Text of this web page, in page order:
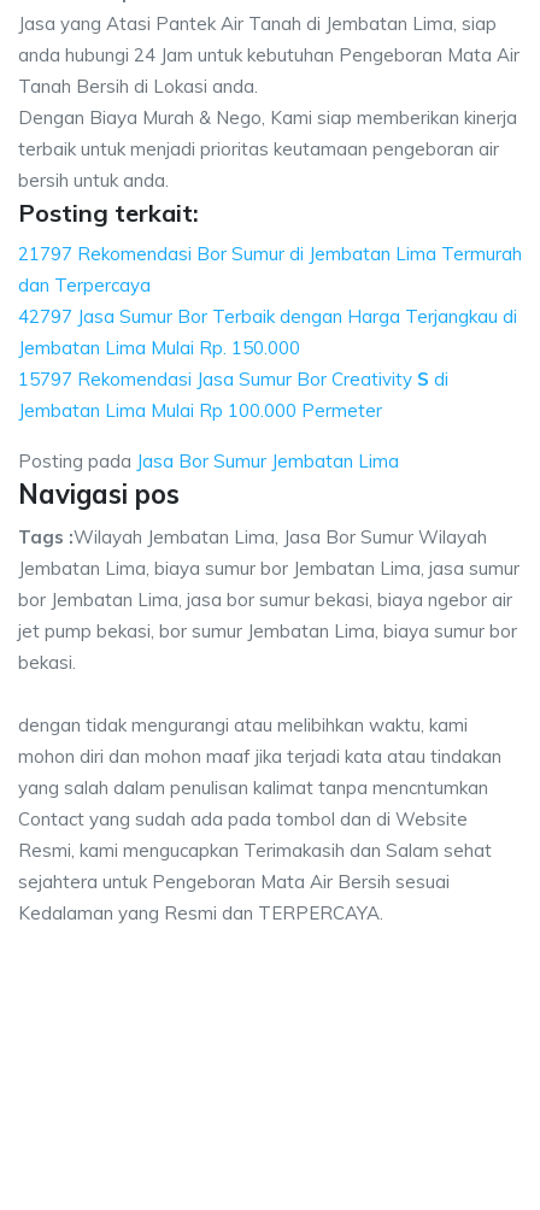
Jasa yang Atasi Pantek Air Tanah di Jembatan Lima, siap
anda hubungi 24 Jam untuk kebutuhan Pengeboran Mata Air
Tanah Bersih di Lokasi anda.
Dengan Biaya Murah & Nego, Kami siap memberikan kinerja
terbaik untuk menjadi prioritas keutamaan pengeboran air
bersih untuk anda.
Posting terkait:
21797 Rekomendasi Bor Sumur di Jembatan Lima Termurah
dan Terpercaya
42797 Jasa Sumur Bor Terbaik dengan Harga Terjangkau di
Jembatan Lima Mulai Rp. 150.000
15797 Rekomendasi Jasa Sumur Bor Creativity S di
Jembatan Lima Mulai Rp 100.000 Permeter
Posting pada Jasa Bor Sumur Jembatan Lima
Navigasi pos
Tags :Wilayah Jembatan Lima, Jasa Bor Sumur Wilayah
Jembatan Lima, biaya sumur bor Jembatan Lima, jasa sumur
bor Jembatan Lima, jasa bor sumur bekasi, biaya ngebor air
jet pump bekasi, bor sumur Jembatan Lima, biaya sumur bor
bekasi.
dengan tidak mengurangi atau melibihkan waktu, kami
mohon diri dan mohon maaf jika terjadi kata atau tindakan
yang salah dalam penulisan kalimat tanpa mencntumkan
Contact yang sudah ada pada tombol dan di Website
Resmi, kami mengucapkan Terimakasih dan Salam sehat
sejahtera untuk Pengeboran Mata Air Bersih sesuai
Kedalaman yang Resmi dan TERPERCAYA.